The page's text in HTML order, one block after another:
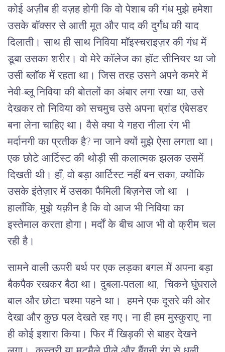
कोई अज़ीब ही वज़ह होगी कि वो पेशाब की गंध मुझे हमेशा
उसके बॉक्सर से आती मूत और पाद की दुर्गंध की याद
दिलाती। साथ ही साथ निविया मॉइस्चराइज़र की गंध में
डूबा उसका शरीर। वो मेरे कॉलेज का हॉट सीनियर था जो
उसी ब्लॉक में रहता था। जिस तरह उसने अपने कमरे में
नेवी-ब्लू निविया की बोतलों का अंबार लगा रखा था, उसे
देखकर तो निविया को सचमुच उसे अपना ब्रांड एंबेसडर
बना लेना चाहिए था। वैसे क्या ये गहरा नीला रंग भी
मर्दानगी का प्रतीक है? ना जाने क्यों मुझे ऐसा लगता था।
एक छोटे आर्टिस्ट की थोड़ी सी कलात्मक झलक उसमें
दिखती थी। हाँ, वो बड़ा आर्टिस्ट नहीं बन सका, क्योंकि
उसके इंतेज़ार में उसका फैमिली बिज़नेस जो था ।
हालाँकि, मुझे यक़ीन है कि वो आज भी निविया का
इस्तेमाल करता होगा। मर्दों के बीच आज भी वो क्रीम चल
रही है।
सामने वाली ऊपरी बर्थ पर एक लड़का बगल में अपना बड़ा
बैकपैक रखकर बैठा था। दुबला-पतला था, चिकने घुंघराले
बाल और छोटा चश्मा पहने था। हमने एक-दूसरे की ओर
देखा और कुछ पल देखते रह गए। ना ही हम मुस्कुराए, ना
ही कोई इशारा किया। फिर मैं खिड़की से बाहर देखने